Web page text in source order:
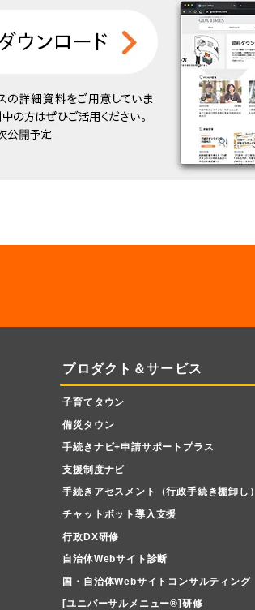
プロダクト＆サービス
子育てタウン
備災タウン
手続きナビ+申請サポートプラス
支援制度ナビ
手続きアセスメント（行政手続き棚卸し）
チャットボット導入支援
行政DX研修
自治体Webサイト診断
国・自治体Webサイトコンサルティング
[ユニバーサルメニュー®]研修